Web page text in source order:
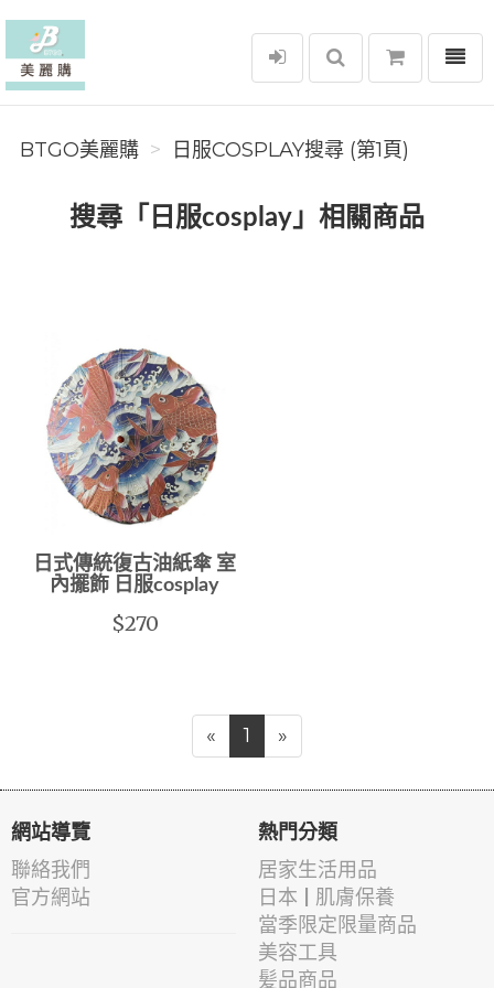
BTGO美麗購
選單
BTGO美麗購 日服COSPLAY搜尋 (第1頁)
搜尋「日服cosplay」相關商品
日式傳統復古油紙傘 室
內擺飾 日服cosplay
$270
« 1 »
網站導覽
聯絡我們
官方網站
熱門分類
居家生活用品
日本 | 肌膚保養
當季限定限量商品
美容工具
髪品商品